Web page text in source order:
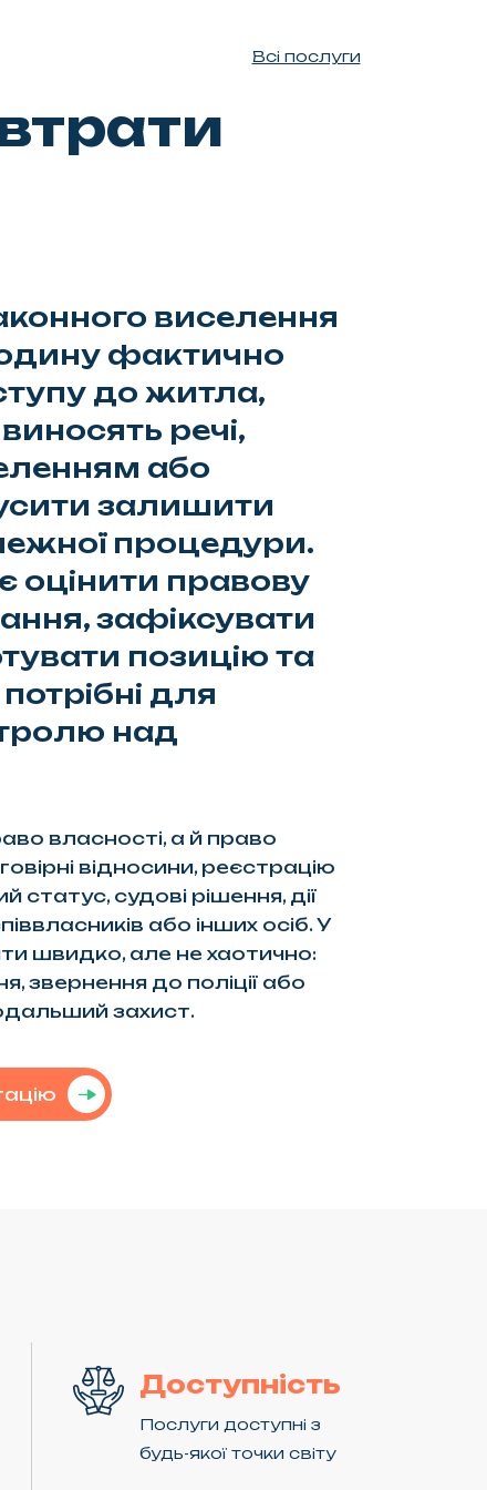
Всі послуги
виселення
фактично
до житла,
речі,
або
залишити
процедури.
оцінити правову
зафіксувати
позицію та
для
над
власності, а й право
відносини, реєстрацію
статус, судові рішення, дії
або інших осіб. У
швидко, але не хаотично:
звернення до поліції або
захист.
Доступність
Послуги доступні з
будь-якої точки світу